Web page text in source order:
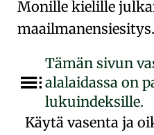
Monille kielille
maailmanensiesitys.
Tämän sivun
alalaidassa on
lukuindeksille.
Käytä vasenta ja